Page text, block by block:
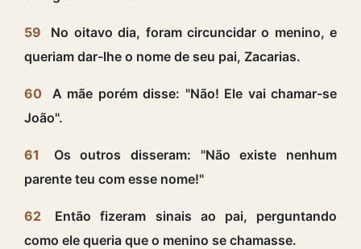
59
No oitavo dia, foram circuncidar o menino, e
queriam dar-lhe o nome de seu pai, Zacarias.
60
A mãe porém disse: "Não! Ele vai chamar-se
João".
61
Os outros disseram: "Não existe nenhum
parente teu com esse nome!"
62
Então fizeram sinais ao pai, perguntando
como ele queria que o menino se chamasse.